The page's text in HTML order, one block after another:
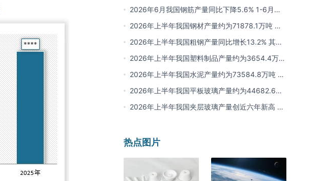
比下降2.8% 其中河北产量占比22.7%排名第一
2026年6月我国钢筋产量同比下降5.6% 1-6月累
计产量同比下降10.7%
2026年上半年我国钢材产量约为71878.1万吨 同
比下降0.9% 其中河北以超亿吨产量排名第一
2026年上半年我国粗钢产量同比增长13.2% 其中
河北产量占比21.5%位居首位
2026年上半年我国塑料制品产量约为3654.4万吨
其中江苏、浙江产量分别占比18.9%、16.0%
2026年上半年我国水泥产量约为73584.8万吨 同
比下降8% 其中广东、浙江和安徽分别排名前三
2026年上半年我国平板玻璃产量约为44682.6万
重量箱 同比下降5.7% 其中河北产量最多 占比
2026年上半年我国夹层玻璃产量创近六年新高 约
热点图片